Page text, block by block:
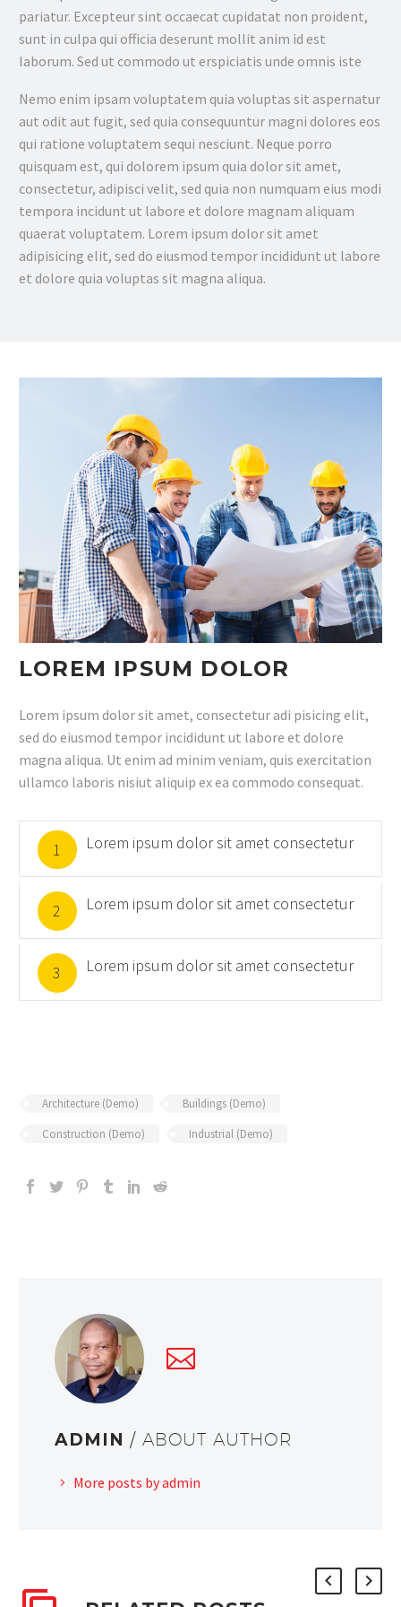
pariatur. Excepteur sint occaecat cupidatat non proident,
sunt in culpa qui officia deserunt mollit anim id est
laborum. Sed ut commodo ut erspiciatis unde omnis iste
Nemo enim ipsam voluptatem quia voluptas sit aspernatur
aut odit aut fugit, sed quia consequuntur magni dolores eos
qui ratione voluptatem sequi nesciunt. Neque porro
quisquam est, qui dolorem ipsum quia dolor sit amet,
consectetur, adipisci velit, sed quia non numquam eius modi
tempora incidunt ut labore et dolore magnam aliquam
quaerat voluptatem. Lorem ipsum dolor sit amet
adipisicing elit, sed do eiusmod tempor incididunt ut labore
et dolore quia voluptas sit magna aliqua.
LOREM IPSUM DOLOR
Lorem ipsum dolor sit amet, consectetur adi pisicing elit,
sed do eiusmod tempor incididunt ut labore et dolore
magna aliqua. Ut enim ad minim veniam, quis exercitation
ullamco laboris nisiut aliquip ex ea commodo consequat.
1 Lorem ipsum dolor sit amet consectetur
2 Lorem ipsum dolor sit amet consectetur
3 Lorem ipsum dolor sit amet consectetur
Architecture (Demo)
Buildings (Demo)
Construction (Demo)
Industrial (Demo)
ADMIN / ABOUT AUTHOR
More posts by admin